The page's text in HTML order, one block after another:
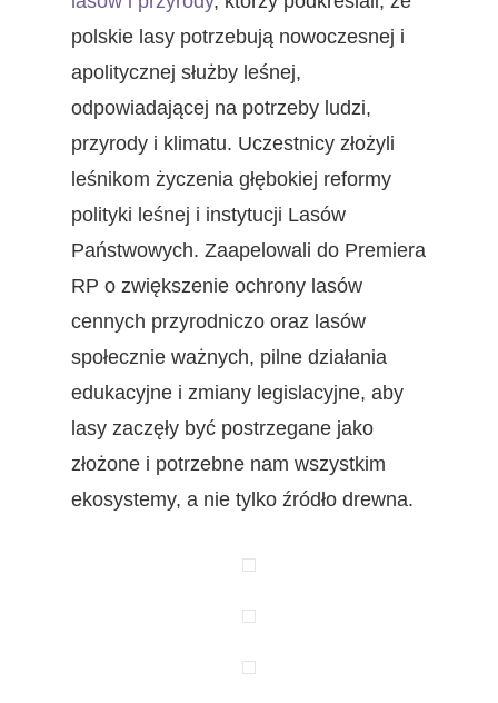
polskie lasy potrzebują nowoczesnej i
apolitycznej służby leśnej,
odpowiadającej na potrzeby ludzi,
przyrody i klimatu. Uczestnicy złożyli
leśnikom życzenia głębokiej reformy
polityki leśnej i instytucji Lasów
Państwowych. Zaapelowali do Premiera
RP o zwiększenie ochrony lasów
cennych przyrodniczo oraz lasów
społecznie ważnych, pilne działania
edukacyjne i zmiany legislacyjne, aby
lasy zaczęły być postrzegane jako
złożone i potrzebne nam wszystkim
ekosystemy, a nie tylko źródło drewna.